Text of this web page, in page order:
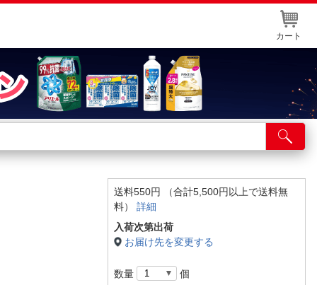
カート
舗サービス
ト取り置き
送料550円 （合計5,500円以上で送料無
料） 詳細
入荷次第出荷
お届け先を変更する
数量 個